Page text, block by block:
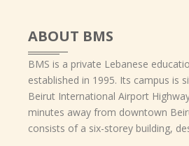
ABOUT BMS
BMS is a private Lebanese
established in 1995. Its campus is
Beirut International Airport
minutes away from downtown
consists of a six-storey building,